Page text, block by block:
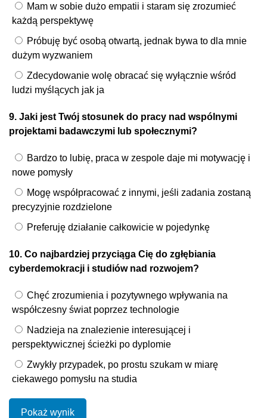
Mam w sobie dużo empatii i staram się zrozumieć
każdą perspektywę
Próbuję być osobą otwartą, jednak bywa to dla mnie
dużym wyzwaniem
Zdecydowanie wolę obracać się wyłącznie wśród
ludzi myślących jak ja
9. Jaki jest Twój stosunek do pracy nad wspólnymi
projektami badawczymi lub społecznymi?
Bardzo to lubię, praca w zespole daje mi motywację i
nowe pomysły
Mogę współpracować z innymi, jeśli zadania zostaną
precyzyjnie rozdzielone
Preferuję działanie całkowicie w pojedynkę
10. Co najbardziej przyciąga Cię do zgłębiania
cyberdemokracji i studiów nad rozwojem?
Chęć zrozumienia i pozytywnego wpływania na
współczesny świat poprzez technologie
Nadzieja na znalezienie interesującej i
perspektywicznej ścieżki po dyplomie
Zwykły przypadek, po prostu szukam w miarę
ciekawego pomysłu na studia
Pokaż wynik